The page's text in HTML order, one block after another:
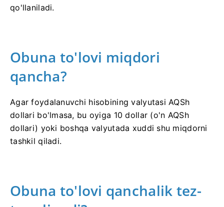
qo'llaniladi.
Obuna to'lovi miqdori
qancha?
Agar foydalanuvchi hisobining valyutasi AQSh
dollari bo'lmasa, bu oyiga 10 dollar (o'n AQSh
dollari) yoki boshqa valyutada xuddi shu miqdorni
tashkil qiladi.
Obuna to'lovi qanchalik tez-